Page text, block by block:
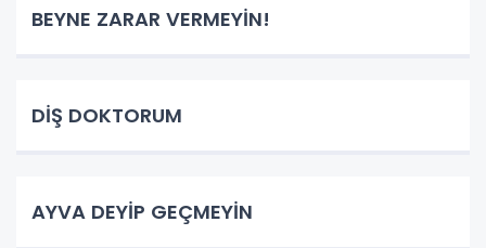
BEYNE ZARAR VERMEYİN!
DİŞ DOKTORUM
AYVA DEYİP GEÇMEYİN